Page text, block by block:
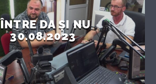
ÎNTRE DA ȘI NU
30.08.2023